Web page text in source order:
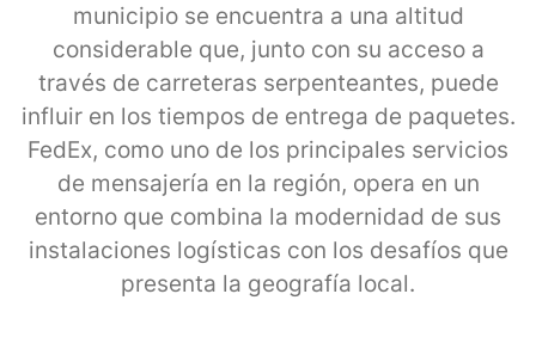
municipio se encuentra a una altitud
considerable que, junto con su acceso a
través de carreteras serpenteantes, puede
influir en los tiempos de entrega de paquetes.
FedEx, como uno de los principales servicios
de mensajería en la región, opera en un
entorno que combina la modernidad de sus
instalaciones logísticas con los desafíos que
presenta la geografía local.